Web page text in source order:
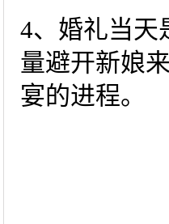
4、婚礼当天
量避开新娘
宴的进程。